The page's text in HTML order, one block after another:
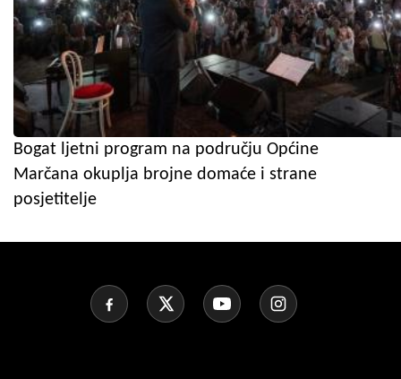
Bogat ljetni program na području Općine
Marčana okuplja brojne domaće i strane
posjetitelje